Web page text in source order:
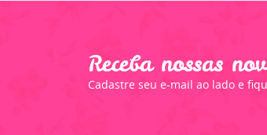
Receba nossas
Cadastre seu e-mail ao lado e